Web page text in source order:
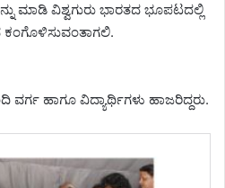
ಮಾಡಿ ವಿಶ್ವಗುರು ಭಾರತದ ಭೂಪಟದಲ್ಲಿ
ಹಾಗೂ ವಿದ್ಯಾರ್ಥಿಗಳು ಹಾಜರಿದ್ದರು.